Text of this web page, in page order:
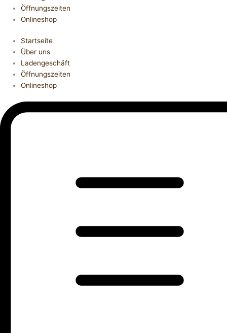
Öffnungszeiten
Onlineshop
Startseite
Über uns
Ladengeschäft
Öffnungszeiten
Onlineshop